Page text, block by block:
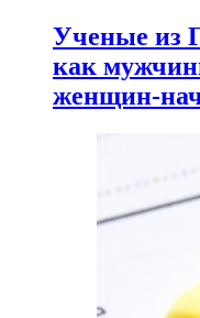
Ученые из
как
женщин-